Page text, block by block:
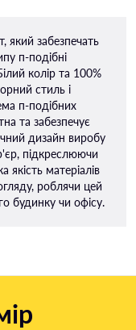
який забезпечать
п-подiбні
колір та 100%
стиль і
п-подібних
та забезпечує
дизайн виробу
підкреслюючи
якість матеріалів
роблячи цей
будинку чи офісу.